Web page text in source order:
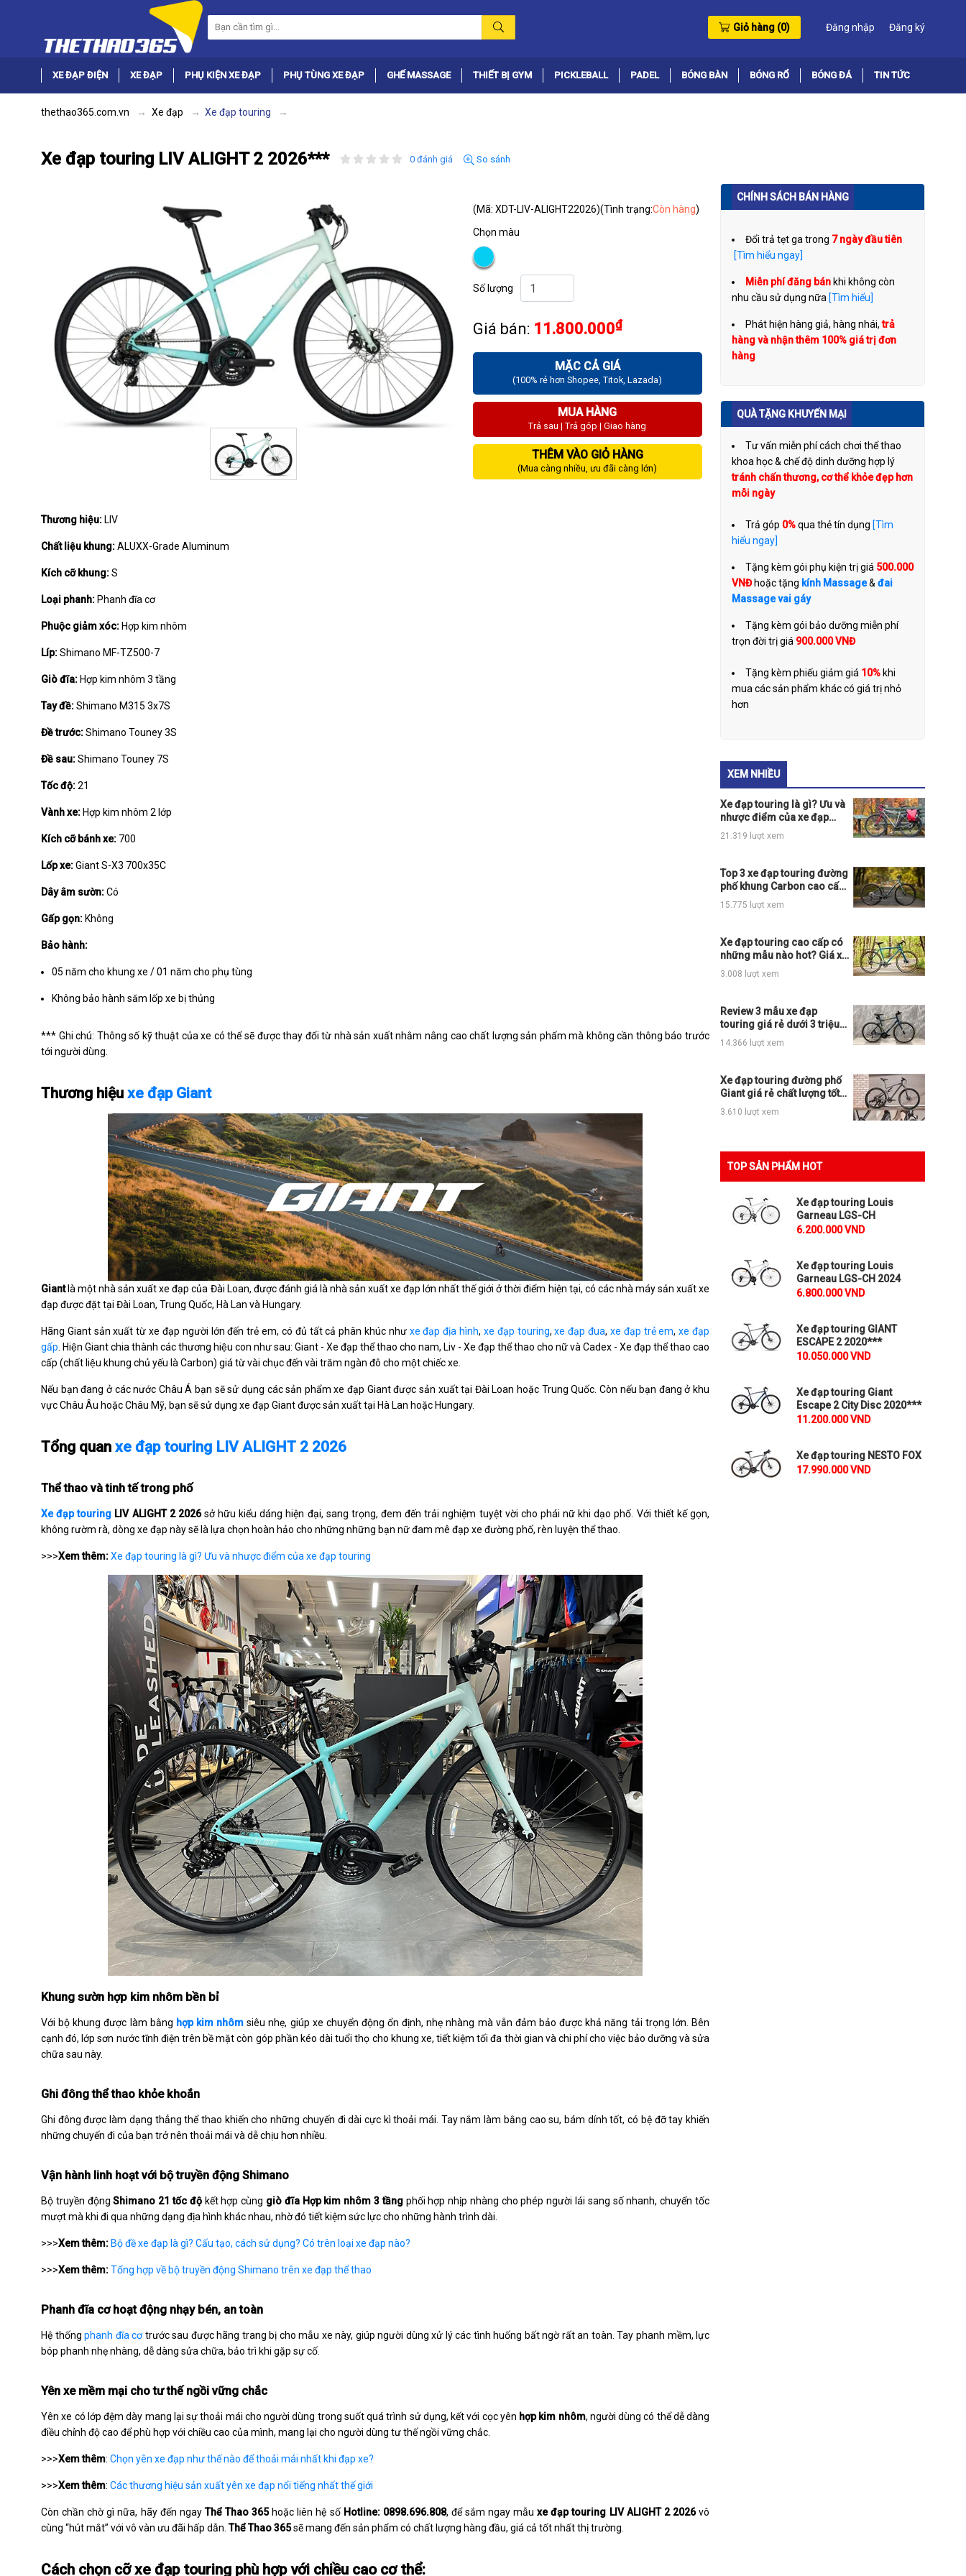
Giỏ hàng (0) Đăng nhập Đăng ký
XE ĐẠP ĐIỆN XE ĐẠP PHỤ KIỆN XE ĐẠP PHỤ TÙNG XE ĐẠP GHẾ MASSAGE THIẾT BỊ GYM PICKLEBALL PADEL BÓNG BÀN BÓNG RỔ BÓNG ĐÁ TIN TỨC
thethao365.com.vn Xe đạp Xe đạp touring
Xe đạp touring LIV ALIGHT 2 2026*** 0 đánh giá So sánh
(Mã: XDT-LIV-ALIGHT22026)(Tình trạng:Còn hàng)
Chọn màu
Số lượng
Giá bán: 11.800.000₫
MẶC CẢ GIÁ
(100% rẻ hơn Shopee, Titok, Lazada)
MUA HÀNG
Trả sau | Trả góp | Giao hàng
THÊM VÀO GIỎ HÀNG
(Mua càng nhiều, ưu đãi càng lớn)
Thương hiệu: LIV
Chất liệu khung:ALUXX-Grade Aluminum
Kích cỡ khung:S
Loại phanh: Phanh đĩa cơ
Phuộc giảm xóc: Hợp kim nhôm
Líp:Shimano MF-TZ500-7
Giò đĩa: Hợp kim nhôm 3 tầng
Tay đề:Shimano M315 3x7S
Đề trước:Shimano Touney 3S
Đề sau:Shimano Touney 7S
Tốc độ:21
Vành xe: Hợp kim nhôm 2 lớp
Kích cỡ bánh xe: 700
Lốp xe:Giant S-X3 700x35C
Dây âm sườn:Có
Gấp gọn: Không
Bảo hành:
05 năm cho khung xe / 01 năm cho phụ tùng
Không bảo hành săm lốp xe bị thủng
*** Ghi chú: Thông số kỹ thuật của xe có thể sẽ được thay đổi từ nhà sản xuất nhằm nâng cao chất lượng sản phẩm mà không cần thông báo trước
tới người dùng.
Thương hiệu xe đạp Giant
Giant là một nhà sản xuất xe đạp của Đài Loan, được đánh giá là nhà sản xuất xe đạp lớn nhất thế giới ở thời điểm hiện tại, có các nhà máy sản xuất xe
đạp được đặt tại Đài Loan, Trung Quốc, Hà Lan và Hungary.
Hãng Giant sản xuất từ xe đạp người lớn đến trẻ em, có đủ tất cả phân khúc như xe đạp địa hình, xe đạp touring,xe đạp đua, xe đạp trẻ em,xe đạp
gấp. Hiện Giant chia thành các thương hiệu con như sau: Giant - Xe đạp thể thao cho nam, Liv - Xe đạp thể thao cho nữ và Cadex - Xe đạp thể thao cao
cấp (chất liệu khung chủ yếu là Carbon) giá từ vài chục đến vài trăm ngàn đô cho một chiếc xe.
Nếu bạn đang ở các nước Châu Á bạn sẽ sử dụng các sản phẩm xe đạp Giant được sản xuất tại Đài Loan hoặc Trung Quốc. Còn nếu bạn đang ở khu
vực Châu Âu hoặc Châu Mỹ, bạn sẽ sử dụng xe đạp Giant được sản xuất tại Hà Lan hoặc Hungary.
Tổng quan xe đạp touring LIV ALIGHT 2 2026
Thể thao và tinh tế trong phố
Xe đạp touring LIV ALIGHT 2 2026sở hữu kiểu dáng hiện đại, sang trọng, đem đến trải nghiệm tuyệt vời cho phái nữ khi dạo phố. Với thiết kế gọn,
không rườm rà, dòng xe đạp này sẽ là lựa chọn hoàn hảo cho những những bạn nữ đam mê đạp xe đường phố, rèn luyện thể thao.
>>>Xem thêm:Xe đạp touring là gì? Ưu và nhược điểm của xe đạp touring
Khung sườn hợp kim nhôm bền bỉ
Với bộ khung được làm bằng hợp kim nhôm siêu nhẹ, giúp xe chuyển động ổn định, nhẹ nhàng mà vẫn đảm bảo được khả năng tải trọng lớn. Bên
cạnh đó, lớp sơn nước tĩnh điện trên bề mặt còn góp phần kéo dài tuổi thọ cho khung xe, tiết kiệm tối đa thời gian và chi phí cho việc bảo dưỡng và sửa
chữa sau này.
Ghi đông thể thao khỏe khoắn
Ghi đông được làm dạng thẳng thể thao khiến cho những chuyến đi dài cực kì thoải mái. Tay nắm làm bằng cao su, bám dính tốt, có bệ đỡ tay khiến
những chuyến đi của bạn trở nên thoải mái và dễ chịu hơn nhiều.
Vận hành linh hoạt với bộ truyền động Shimano
Bộ truyền độngShimano 21 tốc độkết hợp cùng giò đĩa Hợp kim nhôm 3 tầng phối hợp nhịp nhàng cho phép người lái sang số nhanh, chuyển tốc
mượt mà khi đi qua những dạng địa hình khác nhau, nhờ đó tiết kiệm sức lực cho những hành trình dài.
>>>Xem thêm: Bộ đề xe đạp là gì? Cấu tạo, cách sử dụng? Có trên loại xe đạp nào?
>>>Xem thêm:Tổng hợp về bộ truyền động Shimano trên xe đạp thể thao
Phanh đĩa cơ hoạt động nhạy bén, an toàn
Hệ thốngphanh đĩa cơtrước sau được hãng trang bị cho mẫu xe này, giúp người dùng xử lý các tình huống bất ngờ rất an toàn. Tay phanh mềm, lực
bóp phanh nhẹ nhàng, dễ dàng sửa chữa, bảo trì khi gặp sự cố.
Yên xe mềm mại cho tư thế ngồi vững chắc
Yên xe có lớp đệm dày mang lại sự thoải mái cho người dùng trong suốt quá trình sử dụng, kết với cọc yên hợp kim nhôm, người dùng có thể dễ dàng
điều chỉnh độ cao để phù hợp với chiều cao của mình, mang lại cho người dùng tư thế ngồi vững chắc.
>>>Xem thêm: Chọn yên xe đạp như thế nào để thoải mái nhất khi đạp xe?
>>>Xem thêm: Các thương hiệu sản xuất yên xe đạp nổi tiếng nhất thế giới
Còn chần chờ gì nữa, hãy đến ngayThể Thao 365hoặc liên hệ số Hotline: 0898.696.808, để sắm ngay mẫu xe đạp touring LIV ALIGHT 2 2026vô
cùng “hút mắt” với vô vàn ưu đãi hấp dẫn.Thể Thao 365sẽ mang đến sản phẩm có chất lượng hàng đầu, giá cả tốt nhất thị trường.
Cách chọn cỡ xe đạp touring phù hợp với chiều cao cơ thể:
CHÍNH SÁCH BÁN HÀNG
Đổi trả tẹt ga trong 7 ngày đầu tiên
[Tìm hiểu ngay]
Miễn phí đăng bán khi không còn
nhu cầu sử dụng nữa [Tìm hiểu]
Phát hiện hàng giả, hàng nhái,trả
hàng và nhận thêm 100% giá trị đơn
hàng
QUÀ TẶNG KHUYẾN MẠI
Tư vấn miễn phí cách chơi thể thao
khoa học & chế độ dinh dưỡng hợp lý
tránh chấn thương, cơ thể khỏe đẹp hơn
mỗi ngày
Trả góp 0%qua thẻ tín dụng [Tìm
hiểu ngay]
Tặng kèm gói phụ kiện trị giá 500.000
VNĐ hoặc tặng kính Massage&đai
Massage vai gáy
Tặng kèm gói bảo dưỡng miễn phí
trọn đời trị giá 900.000 VNĐ
Tặng kèm phiếu giảm giá 10% khi
mua các sản phẩm khác có giá trị nhỏ
hơn
XEM NHIỀU
Xe đạp touring là gì? Ưu và
nhược điểm của xe đạp
touring
21.319 lượt xem
Top 3 xe đạp touring đường
phố khung Carbon cao cấp
giá rẻ hot nhất thị trường
15.775 lượt xem
Xe đạp touring cao cấp có
những mẫu nào hot? Giá xe
đạp touring cao cấp ra
3.008 lượt xem
Review 3 mẫu xe đạp
touring giá rẻ dưới 3 triệu
OK cho anh em
14.366 lượt xem
Xe đạp touring đường phố
Giant giá rẻ chất lượng tốt
mua ngay nếu có ý định
3.610 lượt xem
TOP SẢN PHẨM HOT
Xe đạp touring Louis
Garneau LGS-CH
6.200.000 VND
Xe đạp touring Louis
Garneau LGS-CH 2024
6.800.000 VND
Xe đạp touring GIANT
ESCAPE 2 2020***
10.050.000 VND
Xe đạp touring Giant
Escape 2 City Disc 2020***
11.200.000 VND
Xe đạp touring NESTO FOX
17.990.000 VND